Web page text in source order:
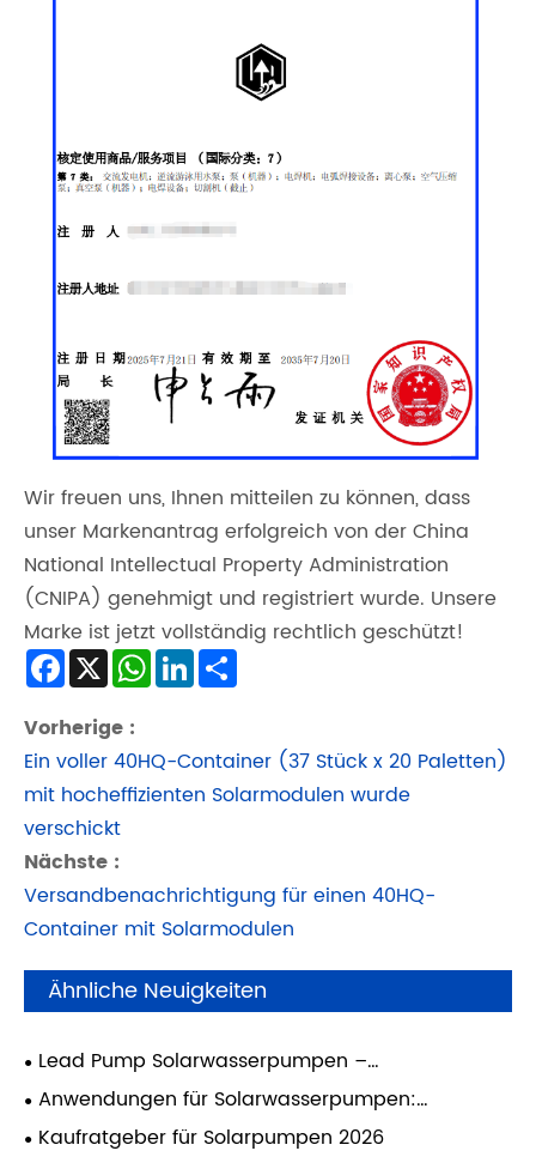
Wir freuen uns, Ihnen mitteilen zu können, dass
unser Markenantrag erfolgreich von der China
National Intellectual Property Administration
(CNIPA) genehmigt und registriert wurde. Unsere
Marke ist jetzt vollständig rechtlich geschützt!
Facebook
X WhatsApp
LinkedIn
Vorherige :
Ein voller 40HQ-Container (37 Stück x 20 Paletten)
mit hocheffizienten Solarmodulen wurde
verschickt
Nächste :
Versandbenachrichtigung für einen 40HQ-
Container mit Solarmodulen
Ähnliche Neuigkeiten
Lead Pump Solarwasserpumpen –
Händlerhandbuch
Anwendungen für Solarwasserpumpen:
Landwirtschaft, Viehzucht und Heimgebrauch
Kaufratgeber für Solarpumpen 2026